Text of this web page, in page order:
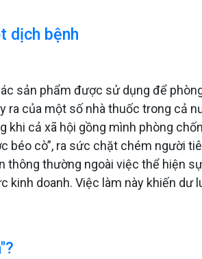
dịch bệnh
sản phẩm được sử dụng để
ra của một số nhà thuốc trong cả
khi cả xã hội gồng mình phòng
béo cò”, ra sức chặt chém người
thông thường ngoài việc thể hiện
kinh doanh. Việc làm này khiến dư